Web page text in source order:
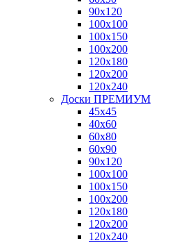
90x120
100x100
100x150
100x200
120x180
120x200
120x240
Доски ПРЕМИУМ
45x45
40x60
60x80
60x90
90x120
100x100
100x150
100x200
120x180
120x200
120x240